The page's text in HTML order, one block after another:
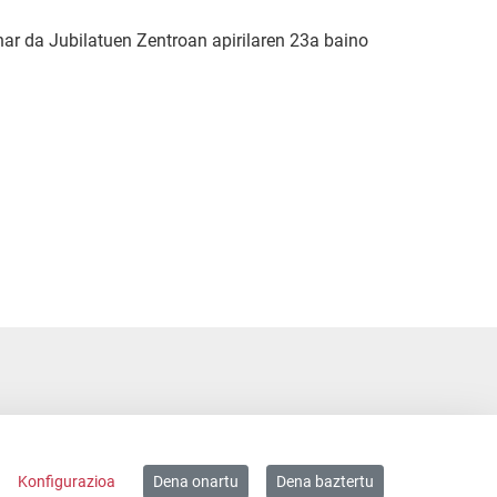
da Jubilatuen Zentroan apirilaren 23a baino
Konfigurazioa Dena onartu Dena baztertu